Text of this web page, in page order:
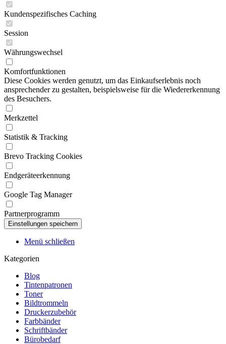
Kundenspezifisches Caching
Session
Währungswechsel
Komfortfunktionen
Diese Cookies werden genutzt, um das Einkaufserlebnis noch
ansprechender zu gestalten, beispielsweise für die Wiedererkennung
des Besuchers.
Merkzettel
Statistik & Tracking
Brevo Tracking Cookies
Endgeräteerkennung
Google Tag Manager
Partnerprogramm
Menü schließen
Kategorien
Blog
Tintenpatronen
Toner
Bildtrommeln
Druckerzubehör
Farbbänder
Schriftbänder
Bürobedarf